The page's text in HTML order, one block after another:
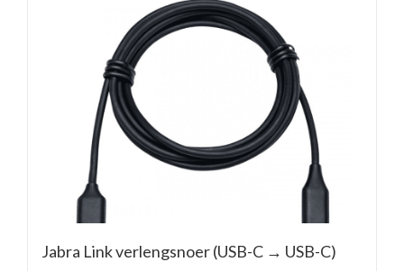
Jabra Link verlengsnoer (USB-C → USB-C)